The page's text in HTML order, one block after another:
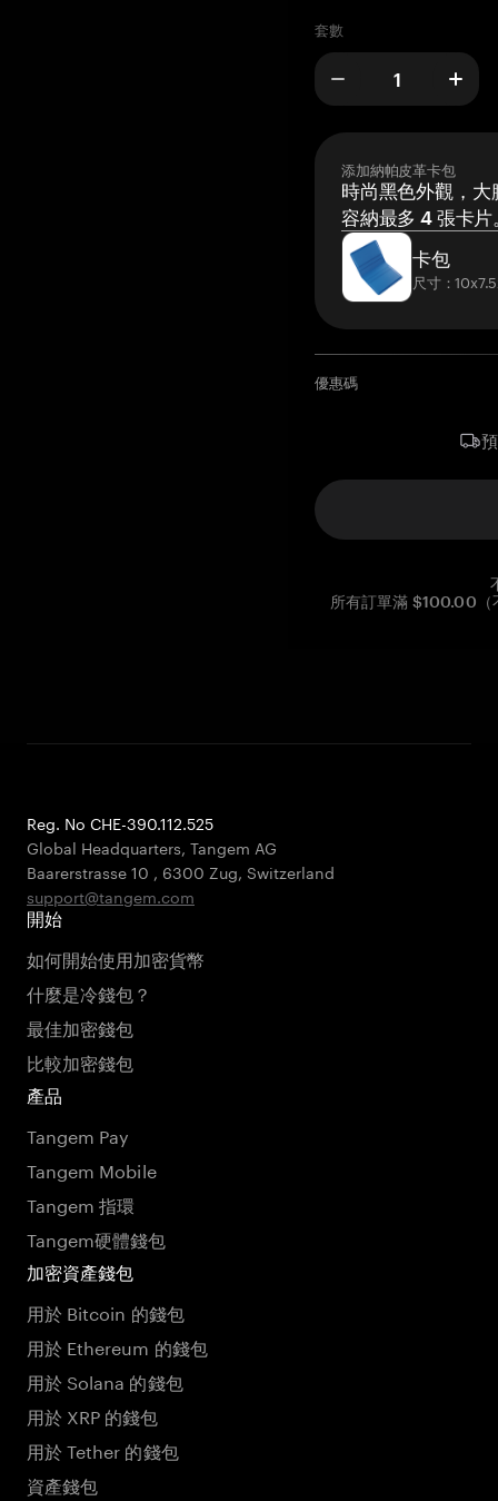
套數
添加納帕皮革卡包
時尚黑色外觀，大
容納最多 4 張卡片
卡包
尺寸：
優惠碼
所有訂單滿 $100.00（
Reg. No CHE-390.112.525
Global Headquarters, Tangem AG
Baarerstrasse 10 , 6300 Zug, Switzerland
support@tangem.com
開始
如何開始使用加密貨幣
什麼是冷錢包？
最佳加密錢包
比較加密錢包
產品
Tangem Pay
Tangem Mobile
Tangem 指環
Tangem硬體錢包
加密資產錢包
用於 Bitcoin 的錢包
用於 Ethereum 的錢包
用於 Solana 的錢包
用於 XRP 的錢包
用於 Tether 的錢包
資產錢包